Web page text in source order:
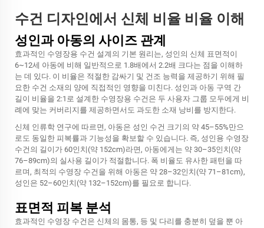
수건 디자인에서 신체 비율 비율 이해
성인과 아동의 사이즈 관계
효과적인 수영장용 수건 설계의 기본 원리는, 성인의 신체 표면적이
6~12세 아동에 비해 일반적으로 1.8배에서 2.2배 크다는 점을 이해하
는 데 있다. 이 비율은 적절한 감싸기 및 건조 능력을 제공하기 위해 필
요한 수건 소재의 양에 직접적인 영향을 미친다. 성인과 아동 구역 간
길이 비율을 2:1로 설계한 수영장용 수건은 두 사용자 그룹 모두에게 비
례에 맞는 커버리지를 제공하면서도 과도한 소재 낭비를 방지한다.
신체 인류학 연구에 따르면, 아동은 성인 수건 크기의 약 45–55%만으
로도 동일한 피복률과 기능성을 확보할 수 있습니다. 즉, 성인용 수영장
수건의 길이가 60인치(약 152cm)라면, 아동에게는 약 30–35인치(약
76–89cm)의 실사용 길이가 적절합니다. 폭 비율도 유사한 패턴을 따
르며, 최적의 수영장 수건을 위해 아동은 약 28–32인치(약 71–81cm),
성인은 52–60인치(약 132–152cm)를 필요로 합니다.
표면적 피복 분석
효과적인 수영장 수건은 신체의 몸통, 등 및 다리를 충분히 덮을 뿐 아